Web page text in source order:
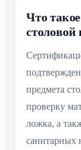
Что
столовой
предмета
проверку
ложка, а
санитарных